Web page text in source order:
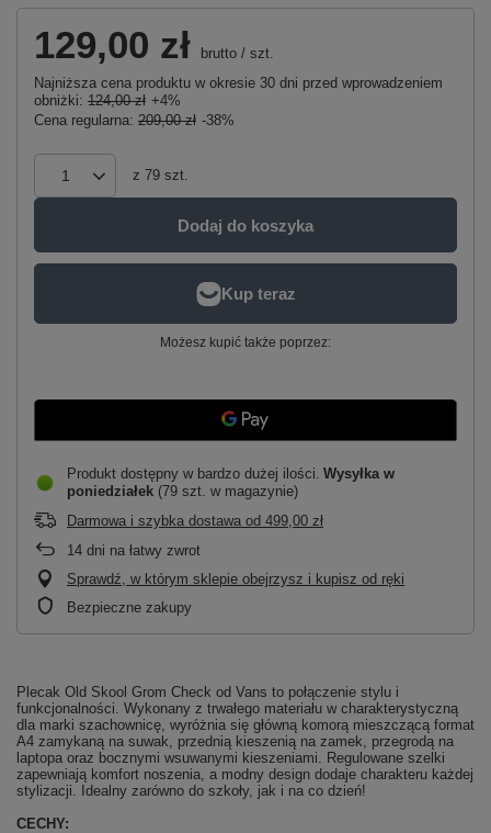
129,00 zł brutto / szt.
Najniższa cena produktu w okresie 30 dni przed wprowadzeniem
obniżki: 124,00 zł +4%
Cena regularna: 209,00 zł -38%
z 79 szt.
Dodaj do koszyka
Możesz kupić także poprzez:
Produkt dostępny w bardzo dużej ilości Wysyłka w
poniedziałek (79 szt. w magazynie)
Darmowa i szybka dostawa od 499,00 zł
14 dni na łatwy zwrot
Sprawdź, w którym sklepie obejrzysz i kupisz od ręki
Bezpieczne zakupy
Plecak Old Skool Grom Check od Vans to połączenie stylu i
funkcjonalności. Wykonany z trwałego materiału w charakterystyczną
dla marki szachownicę, wyróżnia się główną komorą mieszczącą format
A4 zamykaną na suwak, przednią kieszenią na zamek, przegrodą na
laptopa oraz bocznymi wsuwanymi kieszeniami. Regulowane szelki
zapewniają komfort noszenia, a modny design dodaje charakteru każdej
stylizacji. Idealny zarówno do szkoły, jak i na co dzień!
CECHY: